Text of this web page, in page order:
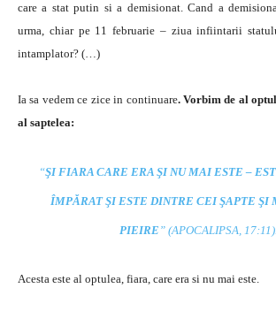
care a stat putin si a demisionat. Cand a
urma, chiar pe 11 februarie – ziua infiintarii
intamplator? (…)
Ia sa vedem ce zice in continuare. Vorbim de al
al saptelea:
“ŞI FIARA CARE ERA ŞI NU MAI ESTE –
ÎMPĂRAT ŞI ESTE DINTRE CEI ŞAPTE ŞI
PIEIRE ” (APOCALIPSA, 17:11).
Acesta este al optulea, fiara, care era si nu mai este.